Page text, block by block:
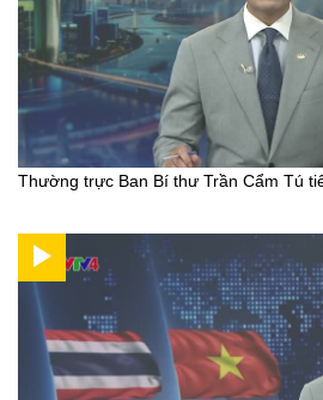
Thường trực Ban Bí thư Trần Cẩm Tú